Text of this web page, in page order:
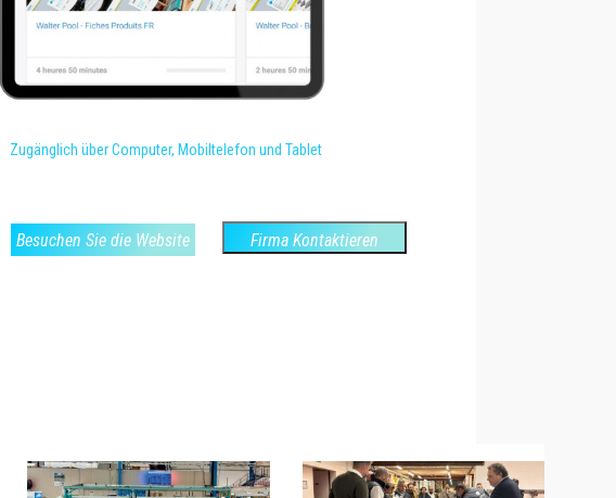
Zugänglich über Computer, Mobiltelefon und Tablet
Besuchen Sie die Website Firma Kontaktieren